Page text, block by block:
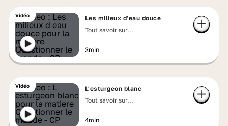
Vidéo
Les milieux d'eau douce
Tout savoir sur...
3min
Vidéo
L'esturgeon blanc
Tout savoir sur...
4min